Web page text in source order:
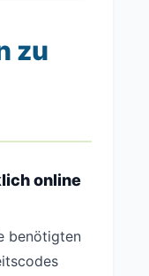
zu
online
benötigten